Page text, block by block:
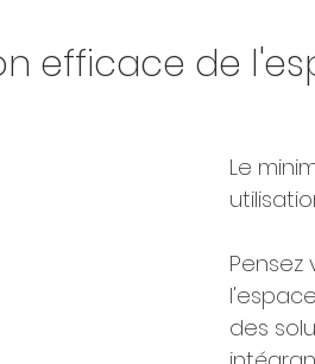
efficace de
Le
des